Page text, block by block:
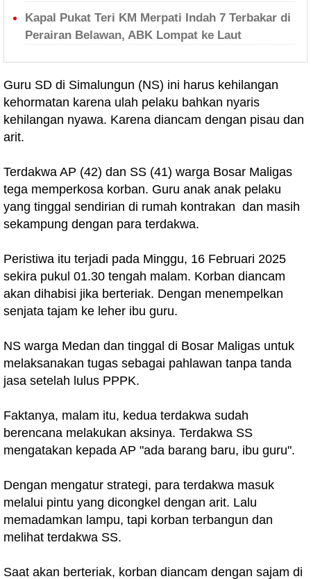
Kapal Pukat Teri KM Merpati Indah 7 Terbakar di
Perairan Belawan, ABK Lompat ke Laut
Guru SD di Simalungun (NS) ini harus kehilangan
kehormatan karena ulah pelaku bahkan nyaris
kehilangan nyawa. Karena diancam dengan pisau dan
arit.
Terdakwa AP (42) dan SS (41) warga Bosar Maligas
tega memperkosa korban. Guru anak anak pelaku
yang tinggal sendirian di rumah kontrakan dan masih
sekampung dengan para terdakwa.
Peristiwa itu terjadi pada Minggu, 16 Februari 2025
sekira pukul 01.30 tengah malam. Korban diancam
akan dihabisi jika berteriak. Dengan menempelkan
senjata tajam ke leher ibu guru.
NS warga Medan dan tinggal di Bosar Maligas untuk
melaksanakan tugas sebagai pahlawan tanpa tanda
jasa setelah lulus PPPK.
Faktanya, malam itu, kedua terdakwa sudah
berencana melakukan aksinya. Terdakwa SS
mengatakan kepada AP "ada barang baru, ibu guru".
Dengan mengatur strategi, para terdakwa masuk
melalui pintu yang dicongkel dengan arit. Lalu
memadamkan lampu, tapi korban terbangun dan
melihat terdakwa SS.
Saat akan berteriak, korban diancam dengan sajam di